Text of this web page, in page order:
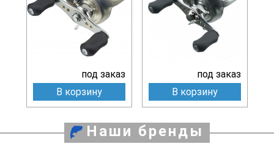
под заказ
В корзину
под заказ
В корзину
Наши бренды